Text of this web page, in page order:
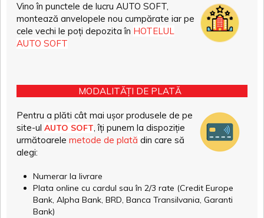
Vino în punctele de lucru AUTO SOFT,
montează anvelopele nou cumpărate iar pe
cele vechi le poți depozita în HOTELUL
AUTO SOFT
MODALITĂȚI DE PLATĂ
Pentru a plăti cât mai ușor produsele de pe
site-ul AUTO SOFT, îți punem la dispoziție
următoarele metode de plată din care să
alegi:
Numerar la livrare
Plata online cu cardul sau în 2/3 rate (Credit Europe
Bank, Alpha Bank, BRD, Banca Transilvania, Garanti
Bank)